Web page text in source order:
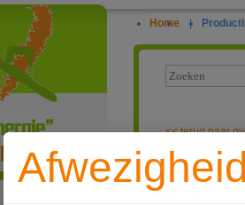
Home |
<<terug naar
PTFE tape